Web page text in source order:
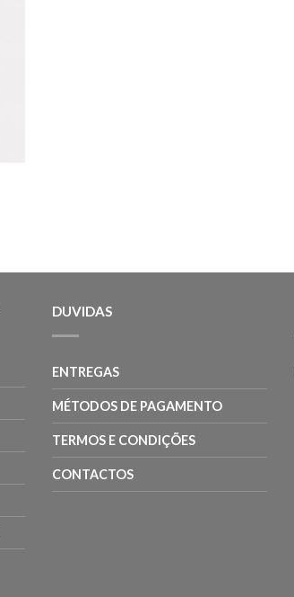
DUVIDAS
ENTREGAS
MÉTODOS DE PAGAMENTO
TERMOS E CONDIÇÕES
CONTACTOS